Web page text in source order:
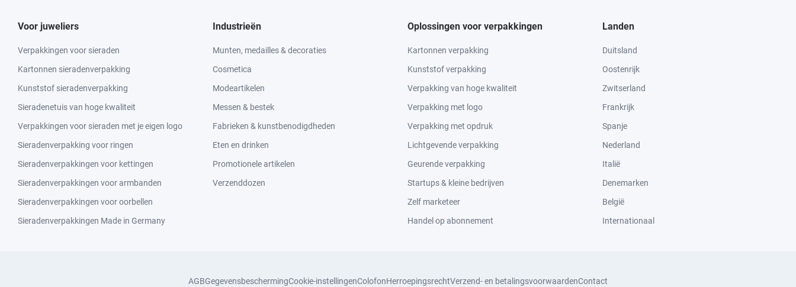
Voor juweliers
Verpakkingen voor sieraden
Kartonnen sieradenverpakking
Kunststof sieradenverpakking
Sieradenetuis van hoge kwaliteit
Verpakkingen voor sieraden met je eigen logo
Sieradenverpakking voor ringen
Sieradenverpakkingen voor kettingen
Sieradenverpakkingen voor armbanden
Sieradenverpakkingen voor oorbellen
Sieradenverpakkingen Made in Germany
Industrieën
Munten, medailles & decoraties
Cosmetica
Modeartikelen
Messen & bestek
Fabrieken & kunstbenodigdheden
Eten en drinken
Promotionele artikelen
Verzenddozen
Oplossingen voor verpakkingen
Kartonnen verpakking
Kunststof verpakking
Verpakking van hoge kwaliteit
Verpakking met logo
Verpakking met opdruk
Lichtgevende verpakking
Geurende verpakking
Startups & kleine bedrijven
Zelf marketeer
Handel op abonnement
Landen
Duitsland
Oostenrijk
Zwitserland
Frankrijk
Spanje
Nederland
Italië
Denemarken
België
Internationaal
AGBGegevensbeschermingCookie-instellingenColofonHerroepingsrechtVerzend- en betalingsvoorwaardenContact